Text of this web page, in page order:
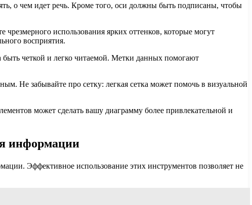
о чем идет речь. Кроме того, оси должны быть подписаны, чтобы
использования ярких оттенков, которые могут
восприятия.
четкой и легко читаемой. Метки данных помогают
Не забывайте про сетку: легкая сетка может помочь в визуальной
может сделать вашу диаграмму более привлекательной и
информации
Эффективное использование этих инструментов позволяет не